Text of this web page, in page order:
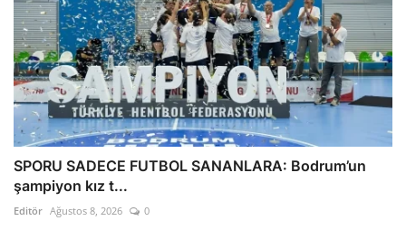
SPORU SADECE FUTBOL SANANLARA: Bodrum’un
şampiyon kız t...
Editör Ağustos 8, 2026 0